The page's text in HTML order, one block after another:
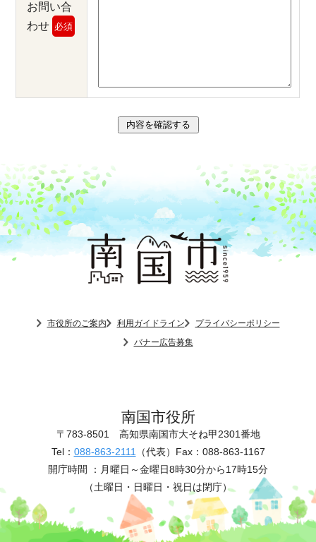
お問い合
わせ 必須
市役所のご案内 利用ガイドライン
プライバシーポリシー
バナー広告募集
南国市役所
〒783-8501 高知県南国市大そね甲2301番地
Tel： 088-863-2111 （代表） Fax：088-863-1167
開庁時間 ： 月曜日～金曜日8時30分から17時15分
（土曜日・日曜日・祝日は閉庁）